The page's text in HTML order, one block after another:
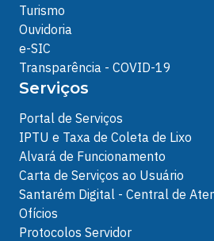
Turismo
Ouvidoria
e-SIC
Transparência - COVID-19
Serviços
Portal de Serviços
IPTU e Taxa de Coleta de Lixo
Alvará de Funcionamento
Carta de Serviços ao Usuário
Santarém Digital - Central de
Ofícios
Protocolos Servidor